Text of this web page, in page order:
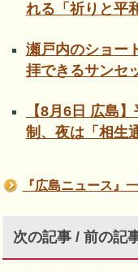
れる「祈りと平
瀬戸内のショー
拝できるサンセ
【8月6日 広島
制、夜は「相生
『広島ニュース』
次の記事 / 前の記